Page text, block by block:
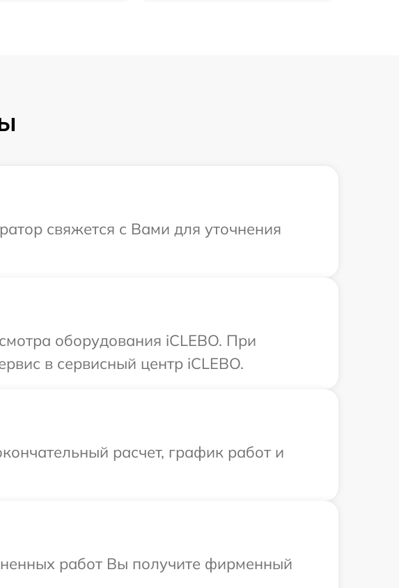
свяжется с Вами для уточнения
оборудования iCLEBO. При
в сервисный центр iCLEBO.
расчет, график работ и
работ Вы получите фирменный